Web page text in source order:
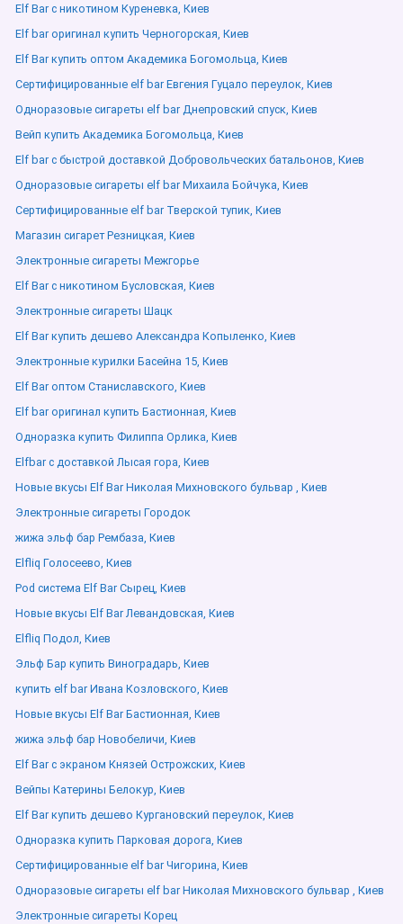
Elf Bar с никотином Куреневка, Киев
Elf bar оригинал купить Черногорская, Киев
Elf Bar купить оптом Академика Богомольца, Киев
Сертифицированные elf bar Евгения Гуцало переулок, Киев
Одноразовые сигареты elf bar Днепровский спуск, Киев
Вейп купить Академика Богомольца, Киев
Elf bar с быстрой доставкой Добровольческих батальонов, Киев
Одноразовые сигареты elf bar Михаила Бойчука, Киев
Сертифицированные elf bar Тверской тупик, Киев
Магазин сигарет Резницкая, Киев
Электронные сигареты Межгорье
Elf Bar с никотином Бусловская, Киев
Электронные сигареты Шацк
Elf Bar купить дешево Александра Копыленко, Киев
Электронные курилки Басейна 15, Киев
Elf Bar оптом Станиславского, Киев
Elf bar оригинал купить Бастионная, Киев
Одноразка купить Филиппа Орлика, Киев
Elfbar с доставкой Лысая гора, Киев
Новые вкусы Elf Bar Николая Михновского бульвар , Киев
Электронные сигареты Городок
жижа эльф бар Рембаза, Киев
Elfliq Голосеево, Киев
Pod система Elf Bar Сырец, Киев
Новые вкусы Elf Bar Левандовская, Киев
Elfliq Подол, Киев
Эльф Бар купить Виноградарь, Киев
купить elf bar Ивана Козловского, Киев
Новые вкусы Elf Bar Бастионная, Киев
жижа эльф бар Новобеличи, Киев
Elf Bar с экраном Князей Острожских, Киев
Вейпы Катерины Белокур, Киев
Elf Bar купить дешево Кургановский переулок, Киев
Одноразка купить Парковая дорога, Киев
Сертифицированные elf bar Чигорина, Киев
Одноразовые сигареты elf bar Николая Михновского бульвар , Киев
Электронные сигареты Корец